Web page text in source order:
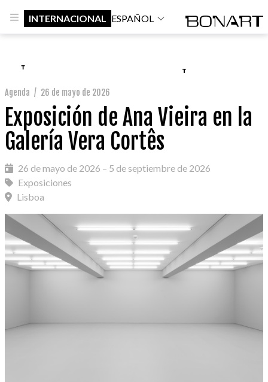
INTERNACIONAL ESPAÑOL
Agenda / 26 de mayo de 2026
Exposición de Ana Vieira en la
Galería Vera Cortês
26 de mayo de 2026 – 5 de septiembre de 2026
Exposiciones
Lisboa